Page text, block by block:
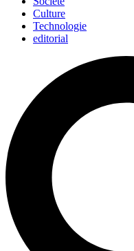
Culture
Technologie
editorial